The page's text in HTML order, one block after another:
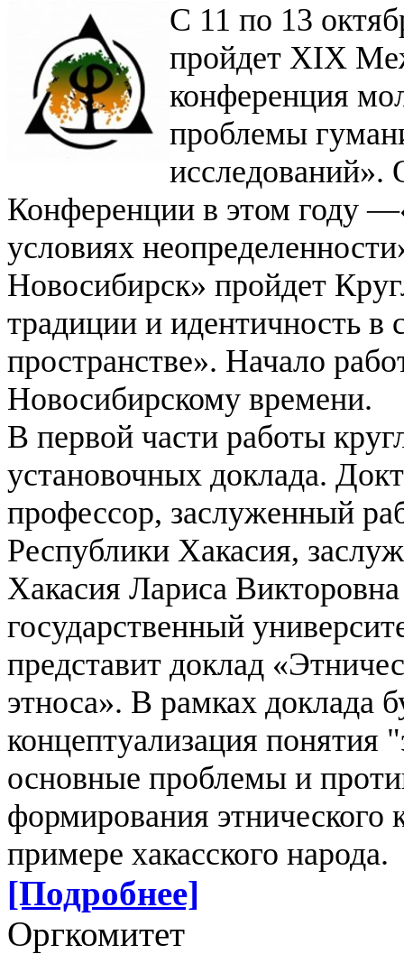
С 11 по 13
пройдет XIX
конференция
проблемы
исследований».
Конференции в этом году
условиях
Новосибирск» пройдет
традиции и идентичность в
пространстве». Начало
Новосибирскому времени.
В первой части работы
установочных доклада.
профессор, заслуженный
Республики Хакасия,
Хакасия Лариса
государственный
представит доклад
этноса». В рамках доклада
концептуализация понятия
основные проблемы и
формирования этнического
примере хакасского народа.
[Подробнее]
Оргкомитет